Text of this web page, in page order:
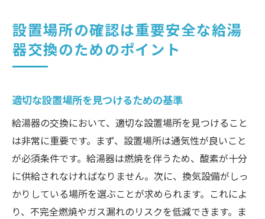
設置場所の確認は重要安全な給湯
器交換のためのポイント
適切な設置場所を見つけるための基準
給湯器の交換において、適切な設置場所を見つけること
は非常に重要です。まず、設置場所は通気性が良いこと
が必須条件です。給湯器は燃焼を伴うため、酸素が十分
に供給されなければなりません。次に、換気設備がしっ
かりしている場所を選ぶことが求められます。これによ
り、不完全燃焼やガス漏れのリスクを低減できます。ま